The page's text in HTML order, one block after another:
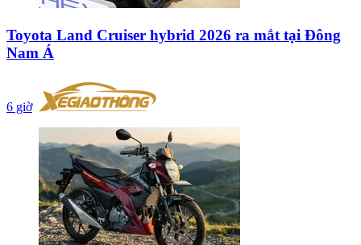
Toyota Land Cruiser hybrid 2026 ra mắt tại Đông
Nam Á
6 giờ